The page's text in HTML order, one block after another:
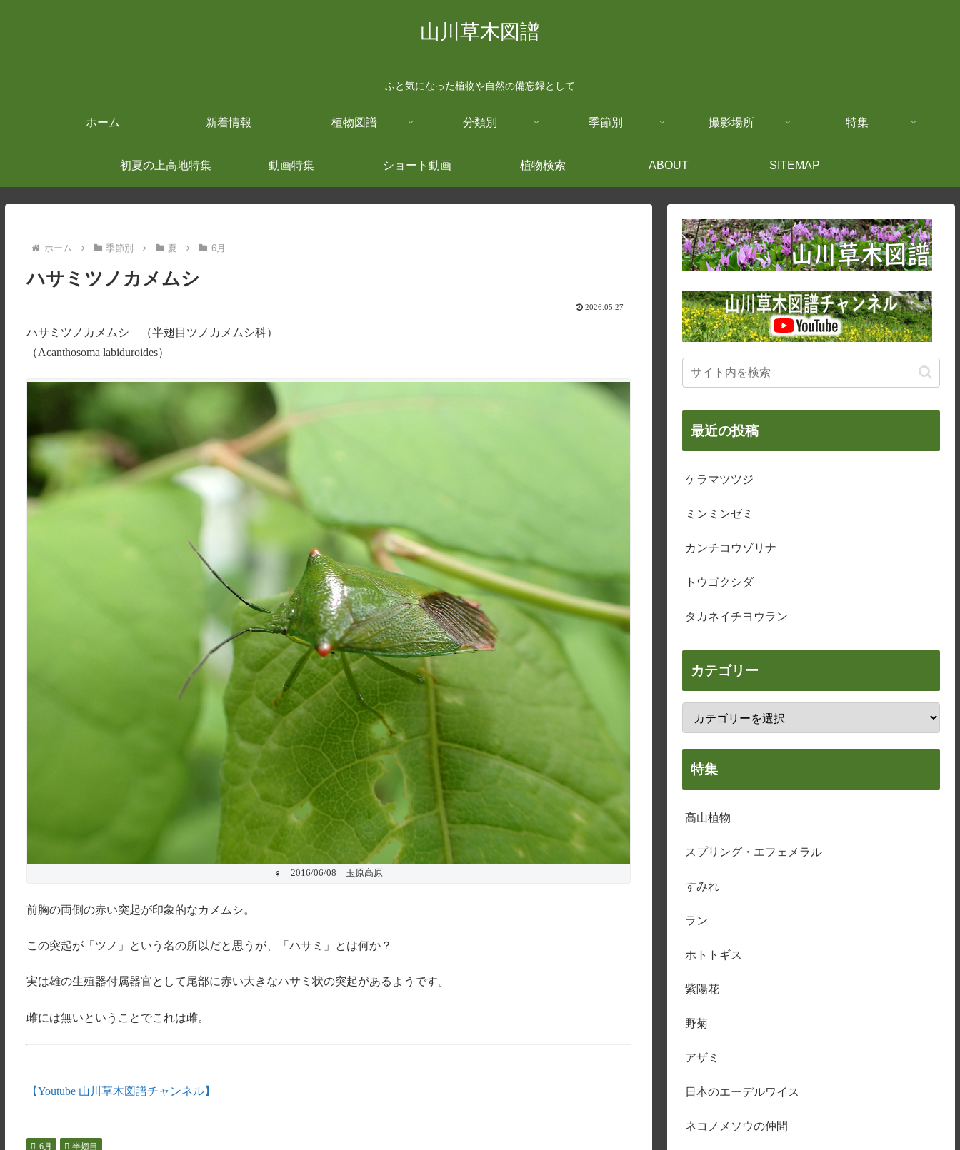
山川草木図譜
ふと気になった植物や自然の備忘録として
ホーム 新着情報 植物図譜 分類別 季節別 撮影場所 特集
初夏の上高地特集 動画特集 ショート動画 植物検索 ABOUT SITEMAP
ホーム 季節別 夏 6月
ハサミツノカメムシ
2026.05.27
ハサミツノカメムシ （半翅目ツノカメムシ科）
（Acanthosoma labiduroides）
♀ 2016/06/08 玉原高原
前胸の両側の赤い突起が印象的なカメムシ。
この突起が「ツノ」という名の所以だと思うが、「ハサミ」とは何か？
実は雄の生殖器付属器官として尾部に赤い大きなハサミ状の突起があるようです。
雌には無いということでこれは雌。
【Youtube 山川草木図譜チャンネル】
6月 半翅目
最近の投稿
ケラマツツジ
ミンミンゼミ
カンチコウゾリナ
トウゴクシダ
タカネイチヨウラン
カテゴリー
特集
高山植物
スプリング・エフェメラル
すみれ
ラン
ホトトギス
紫陽花
野菊
アザミ
日本のエーデルワイス
ネコノメソウの仲間